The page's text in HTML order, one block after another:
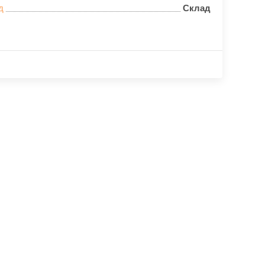
Склад